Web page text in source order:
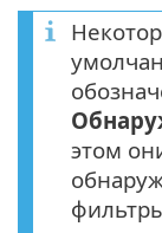
этом